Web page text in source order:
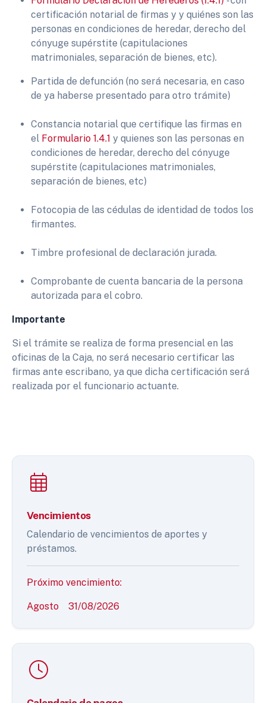
certificación notarial de firmas y y quiénes son las
personas en condiciones de heredar, derecho del
cónyuge supérstite (capitulaciones
matrimoniales, separación de bienes, etc).
Partida de defunción (no será necesaria, en caso
de ya haberse presentado para otro trámite)
Constancia notarial que certifique las firmas en
el Formulario 1.4.1 y quienes son las personas en
condiciones de heredar, derecho del cónyuge
supérstite (capitulaciones matrimoniales,
separación de bienes, etc)
Fotocopia de las cédulas de identidad de todos los
firmantes.
Timbre profesional de declaración jurada.
Comprobante de cuenta bancaria de la persona
autorizada para el cobro.
Importante
Si el trámite se realiza de forma presencial en las
oficinas de la Caja, no será necesario certificar las
firmas ante escribano, ya que dicha certificación será
realizada por el funcionario actuante.
Vencimientos
Calendario de vencimientos de aportes y
préstamos.
Próximo vencimiento:
Agosto 31/08/2026